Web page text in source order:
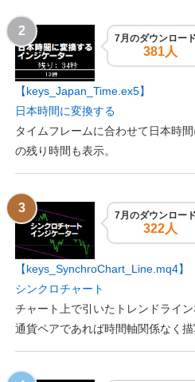
【keys_Japan_Time.ex5】
日本時間に変換する
タイムフレームに合わせて日本時
の残り時間も表示。
7月のダウンロー
381人
【keys_SynchroChart_Line.mq4】
シンクロチャート
チャート上で引いたトレンドライ
通貨ペアであれば時間軸関係なく描
7月のダウンロー
322人